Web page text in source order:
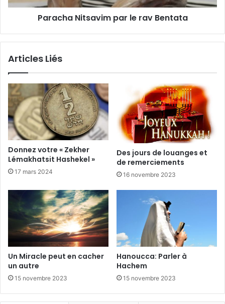
Paracha Nitsavim par le rav Bentata
Articles Liés
Donnez votre « Zekher
Lémakhatsit Hashekel »
17 mars 2024
Des jours de louanges et
de remerciements
16 novembre 2023
Un Miracle peut en cacher
un autre
15 novembre 2023
Hanoucca: Parler à
Hachem
15 novembre 2023